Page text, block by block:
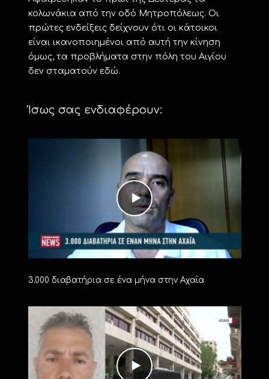
κολωνάκια από την οδό Μητροπόλεως. Οι
πρώτες ενδείξεις δείχνουν ότι οι κάτοικοι
είναι ικανοποιημένοι από αυτή την κίνηση
όμως, τα προβλήματα στην πόλη του Αιγίου
δεν σταματούν εδώ.
Ίσως σας ενδιαφέρουν:
3.000 διαβατήρια σε ένα μήνα στην Αχαΐα